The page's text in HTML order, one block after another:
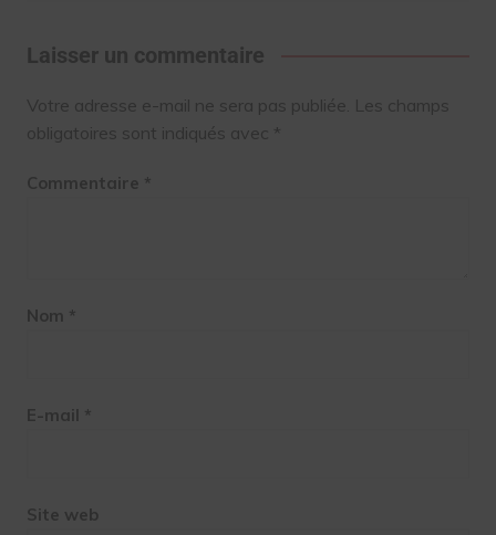
Laisser un commentaire
Votre adresse e-mail ne sera pas publiée. Les champs
obligatoires sont indiqués avec *
Commentaire *
Nom *
E-mail *
Site web